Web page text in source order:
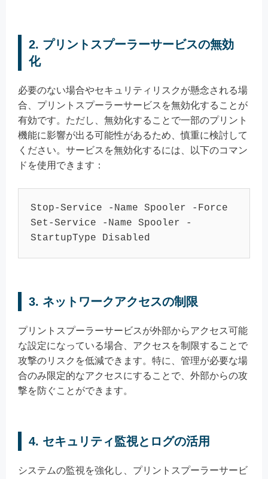
2. プリントスプーラーサービスの無効
化
必要のない場合やセキュリティリスクが懸念される場
合、プリントスプーラーサービスを無効化することが
有効です。ただし、無効化することで一部のプリント
機能に影響が出る可能性があるため、慎重に検討して
ください。サービスを無効化するには、以下のコマン
ドを使用できます：
Stop-Service -Name Spooler -Force
Set-Service -Name Spooler -
StartupType Disabled
3. ネットワークアクセスの制限
プリントスプーラーサービスが外部からアクセス可能
な設定になっている場合、アクセスを制限することで
攻撃のリスクを低減できます。特に、管理が必要な場
合のみ限定的なアクセスにすることで、外部からの攻
撃を防ぐことができます。
4. セキュリティ監視とログの活用
システムの監視を強化し、プリントスプーラーサービ